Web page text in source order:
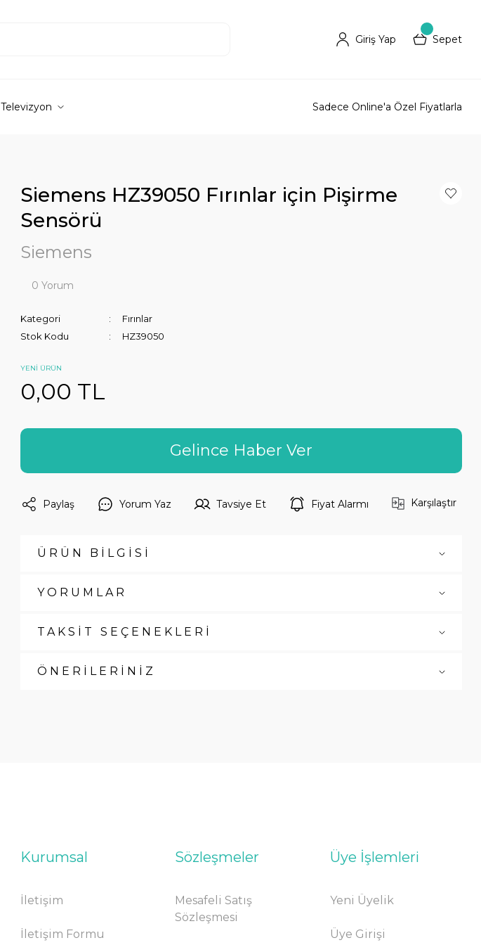
Giriş Yap Sepet
Televizyon Sadece Online'a Özel Fiyatlarla
Siemens HZ39050 Fırınlar için Pişirme
Sensörü
Siemens
0 Yorum
Kategori
Fırınlar
Stok Kodu
HZ39050
YENİ ÜRÜN
0,00 TL
Gelince Haber Ver
Paylaş Yorum Yaz Tavsiye Et Fiyat Alarmı Karşılaştır
ÜRÜN BİLGİSİ
YORUMLAR
TAKSİT SEÇENEKLERİ
ÖNERİLERİNİZ
Kurumsal
İletişim
İletişim Formu
Sözleşmeler
Mesafeli Satış
Sözleşmesi
Üye İşlemleri
Yeni Üyelik
Üye Girişi